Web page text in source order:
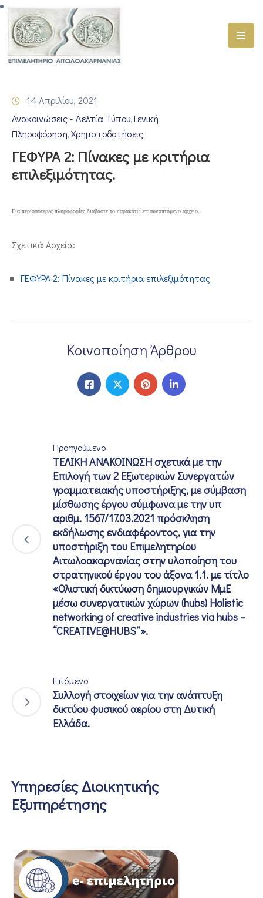
ΑΡΧΙΚΗ
ΓΕΜΗ
–
ΥΜΣ
ΠΡΟΓΡΑΜΜΑΤΑ
ΕΠΙΜΕΛΗΤΗΡΙΟΥ
ΣΕ
ΕΠΙΚΟΙΝΩΝΙΑ
14 Απριλίου, 2021
Ανακοινώσεις - Δελτία Τύπου‚ Γενική
Πληροφόρηση‚ Χρηματοδοτήσεις
ΓΕΦΥΡΑ 2: Πίνακες με κριτήρια
επιλεξιμότητας.
Για περισσότερες πληροφορίες διαβάστε το παρακάτω επισυναπτόμενο αρχείο.
Σχετικά Αρχεία:
ΓΕΦΥΡΑ 2: Πίνακες με κριτήρια επιλεξιμότητας
Κοινοποίηση Άρθρου
Προηγούμενο
ΤΕΛΙΚΗ ΑΝΑΚΟΙΝΩΣΗ σχετικά με την
Επιλογή των 2 Εξωτερικών Συνεργατών
γραμματειακής υποστήριξης, με σύμβαση
μίσθωσης έργου σύμφωνα με την υπ
αριθμ. 1567/17.03.2021 πρόσκληση
εκδήλωσης ενδιαφέροντος, για την
υποστήριξη του Επιμελητηρίου
Αιτωλοακαρνανίας στην υλοποίηση του
στρατηγικού έργου του άξονα 1.1. με τίτλο
«Ολιστική δικτύωση δημιουργικών ΜμΕ
μέσω συνεργατικών χώρων (hubs) Holistic
networking of creative industries via hubs –
“CREATIVE@HUBS”».
Επόμενο
Συλλογή στοιχείων για την ανάπτυξη
δικτύου φυσικού αερίου στη Δυτική
Ελλάδα.
Υπηρεσίες Διοικητικής
Εξυπηρέτησης